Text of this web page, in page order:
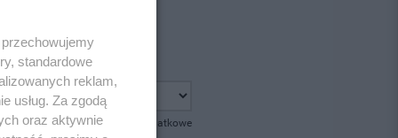
pokaż opcje dodatkowe
standardowe
reklam,
usług. Za zgodą
oraz aktywnie